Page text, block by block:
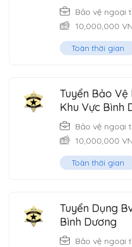
Bảo vệ ngoại
10,000,000
Toàn thời gian
Tuyển Bảo
Khu Vực Bình
Bảo vệ ngoại
10,000,000
Toàn thời gian
Tuyển Dụng
Bình Dương
Bảo vệ ngoại